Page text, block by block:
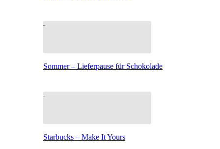
Sommer – Lieferpause für Schokolade
Starbucks – Make It Yours